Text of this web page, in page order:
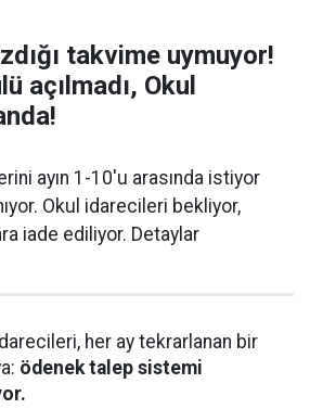
takvime uymuyor!
açılmadı, Okul
ayın 1-10'u arasında istiyor
Okul idarecileri bekliyor,
iade ediliyor. Detaylar
her ay tekrarlanan bir
ödenek talep sistemi